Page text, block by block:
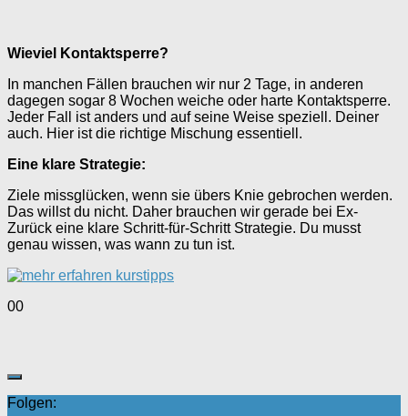
Wieviel Kontaktsperre?
In manchen Fällen brauchen wir nur 2 Tage, in anderen
dagegen sogar 8 Wochen weiche oder harte Kontaktsperre.
Jeder Fall ist anders und auf seine Weise speziell. Deiner
auch. Hier ist die richtige Mischung essentiell.
Eine klare Strategie:
Ziele missglücken, wenn sie übers Knie gebrochen werden.
Das willst du nicht. Daher brauchen wir gerade bei Ex-
Zurück eine klare Schritt-für-Schritt Strategie. Du musst
genau wissen, was wann zu tun ist.
Anklicken
unten.
0Anklicken
oben.
0
Folgen: